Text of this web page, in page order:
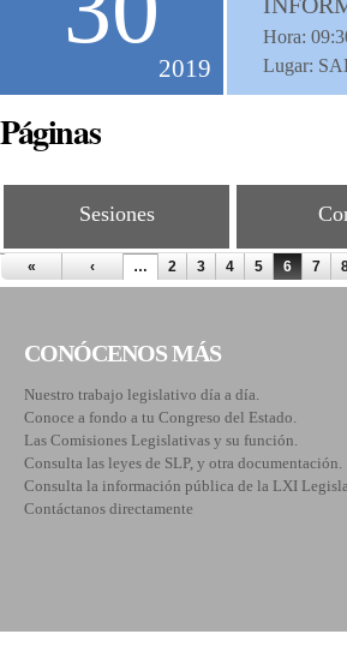
2019
Hora:
Lugar:
Páginas
Sesiones
« ‹ … 2 3 4 5 6 7
CONÓCENOS MÁS
Nuestro trabajo legislativo día a día.
Conoce a fondo a tu Congreso del Estado.
Las Comisiones Legislativas y su función.
Consulta las leyes de SLP, y otra documentación.
Consulta la información pública de la LXI
Contáctanos directamente